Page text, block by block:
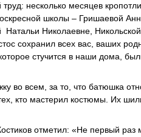
несколько месяцев
школы – Гришаевой
Николаевне,
сохранил всех вас, ваших
стучится в наши дома,
во всем, за то, что батюшка
кто мастерил костюмы. Их
отметил: «Не первый раз